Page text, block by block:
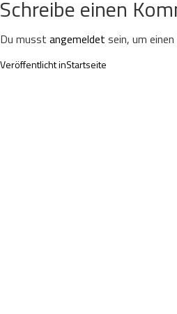
Schreibe einen
Du musst angemeldet sein, um
Beitragsnavigation
Veröffentlicht inStartseite